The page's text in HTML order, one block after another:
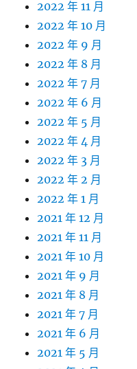
2022 年 11 月
2022 年 10 月
2022 年 9 月
2022 年 8 月
2022 年 7 月
2022 年 6 月
2022 年 5 月
2022 年 4 月
2022 年 3 月
2022 年 2 月
2022 年 1 月
2021 年 12 月
2021 年 11 月
2021 年 10 月
2021 年 9 月
2021 年 8 月
2021 年 7 月
2021 年 6 月
2021 年 5 月